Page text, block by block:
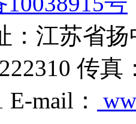
：江苏省
传真
E-mail：